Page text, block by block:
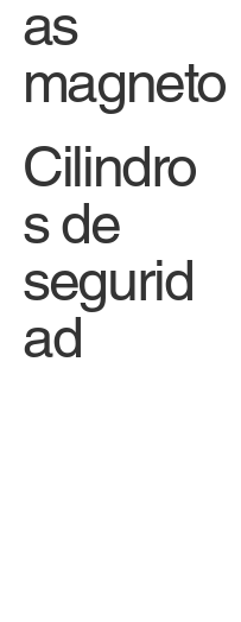
as
magneto
Cilindro
s de
segurid
ad